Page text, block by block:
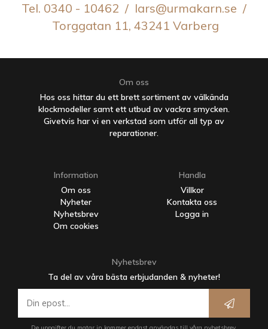
Tel. 0340 - 10462 / lars@urmakarn.se /
Torggatan 11, 43241 Varberg
Om oss
Hos oss hittar du ett brett sortiment av välkända
klockmodeller samt ett utbud av vackra smycken.
Givetvis har vi en verkstad som utför all typ av
reparationer.
Information
Om oss
Nyheter
Nyhetsbrev
Om cookies
Handla
Villkor
Kontakta oss
Logga in
Nyhetsbrev
Ta del av våra bästa erbjudanden & nyheter!